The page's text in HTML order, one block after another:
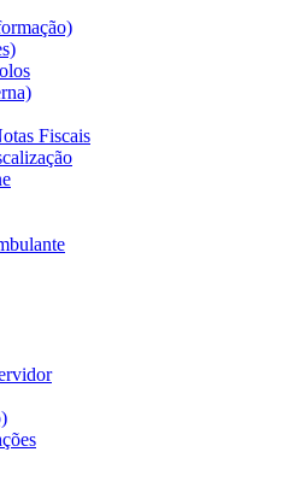
Fiscais